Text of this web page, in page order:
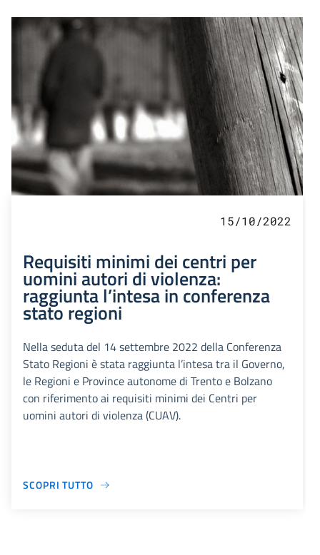
15/10/2022
Requisiti minimi dei centri per
uomini autori di violenza:
raggiunta l’intesa in conferenza
stato regioni
Nella seduta del 14 settembre 2022 della Conferenza
Stato Regioni è stata raggiunta l’intesa tra il Governo,
le Regioni e Province autonome di Trento e Bolzano
con riferimento ai requisiti minimi dei Centri per
uomini autori di violenza (CUAV).
SCOPRI TUTTO